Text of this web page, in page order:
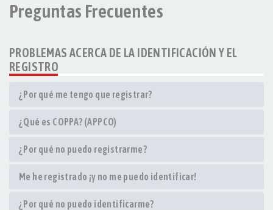
Preguntas Frecuentes
PROBLEMAS ACERCA DE LA IDENTIFICACIÓN Y EL
REGISTRO
¿Por qué me tengo que registrar?
¿Qué es COPPA? (APPCO)
¿Por qué no puedo registrarme?
Me he registrado ¡y no me puedo identificar!
¿Por qué no puedo identificarme?